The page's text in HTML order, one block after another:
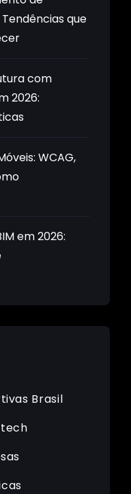
que
com
2026:
WCAG,
em 2026:
Brasil